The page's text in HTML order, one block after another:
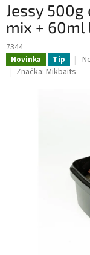
Jessy
mix +
7344
Novinka Tip
Značka: Mikbaits